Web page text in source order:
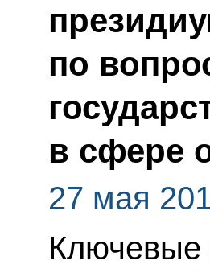
по
в сфере
27 мая
Ключевые